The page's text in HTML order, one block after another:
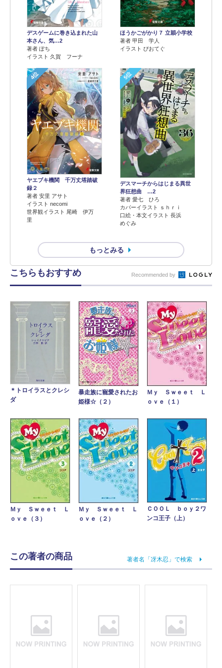
デスゲームに巻き込まれた山
本さん、気…2
著者 ぽち
イラスト 久賀 フーナ
ほうかごがかり７ 立穎小学校
著者 甲田 学人
イラスト ぴおてぐ
4位
ヤエブキ機関 千万丈塔踏破
録２
著者 安里 アサト
イラスト necomi
世界観イラスト 尾崎 伊万
里
5位
デスマーチからはじまる異世
界狂想曲 …2
著者 愛七 ひろ
カバーイラスト ｓｈｒｉ
口絵・本文イラスト 長浜
めぐみ
もっとみる
こちらもおすすめ Recommended by
＊トロイラスとクレシ
ダ
暴走族に寵愛されたお
姫様☆（２）
Ｍｙ Ｓｗｅｅｔ Ｌ
ｏｖｅ（１）
Ｍｙ Ｓｗｅｅｔ Ｌ
ｏｖｅ（３）
Ｍｙ Ｓｗｅｅｔ Ｌ
ｏｖｅ（２）
ＣＯＯＬ ｂｏｙ２ワ
ンコ王子（上）
この著者の商品 著者名「冴木忍」で検索